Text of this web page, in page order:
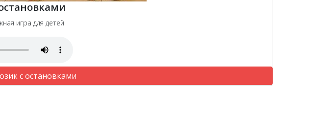
игра для детей
с остановками